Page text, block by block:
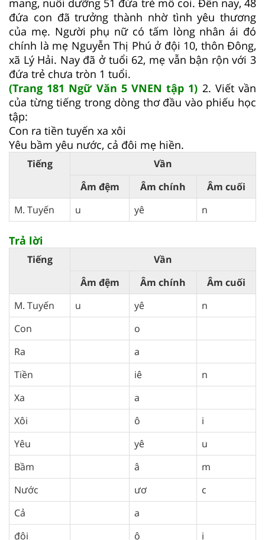
đứa con đã trưởng thành nhờ tình yêu thương
của mẹ. Người phụ nữ có tấm lòng nhân ái đó
chính là mẹ Nguyễn Thị Phú ở đội 10, thôn Đông,
xã Lý Hải. Nay đã ở tuổi 62, mẹ vẫn bận rộn với 3
đứa trẻ chưa tròn 1 tuổi.
(Trang 181 Ngữ Văn 5 VNEN tập 1) 2. Viết vần
của từng tiếng trong dòng thơ đầu vào phiếu học
tập:
Con ra tiền tuyến xa xôi
Yêu bầm yêu nước, cả đôi mẹ hiền.
Tiếng
Vần
Âm đệm
Âm chính
Âm cuối
M. Tuyến
u yê n
Trả lời
Tiếng
Vần
Âm đệm
Âm chính
Âm cuối
M. Tuyến
u yê
n
Con
o
Ra
a
Tiền
iê
n
Xa
a
Xôi
ô
i
Yêu
yê
u
Bầm
â
m
Nước
ươ
c
Cả
a
đôi
ô i